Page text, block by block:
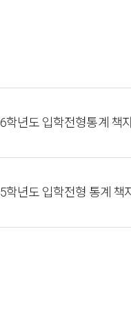
학년도 입학전형통계 책
학년도 입학전형 통계 책